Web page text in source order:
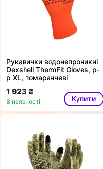
Рукавички водонепроникні
Dexshell ThermFit Gloves, p-
p XL, помаранчеві
1 923 ₴
В наявності Купити